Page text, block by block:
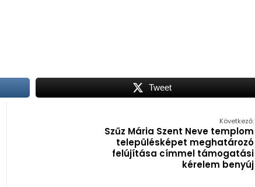
Tweet
Következő:
Szűz Mária Szent Neve templom
településképet meghatározó
felújítása címmel támogatási
kérelem benyúj